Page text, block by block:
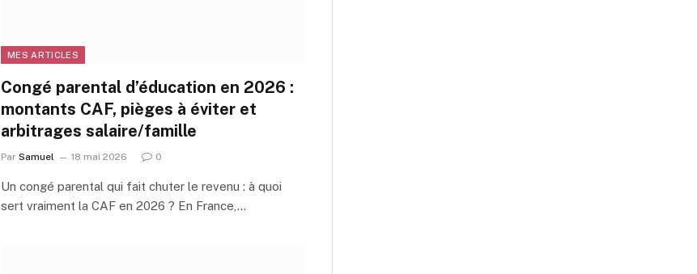
MES ARTICLES
Congé parental d’éducation en 2026 :
montants CAF, pièges à éviter et
arbitrages salaire/famille
Par Samuel 18 mai 2026 0
Un congé parental qui fait chuter le revenu : à quoi
sert vraiment la CAF en 2026 ? En France,…